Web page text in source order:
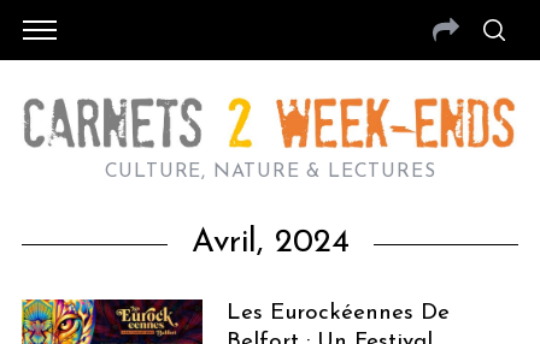
CULTURE, NATURE & LECTURES
Avril, 2024
Les Eurockéennes De